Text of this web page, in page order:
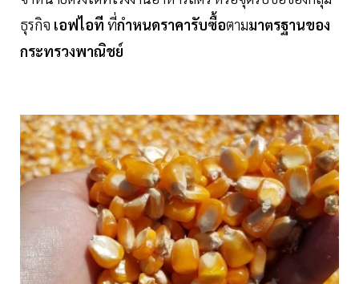
ธุรกิจ เอฟไอที ที่กำหนดราคารับซื้อตามมาตรฐานของ
กระทรวงพาณิชย์